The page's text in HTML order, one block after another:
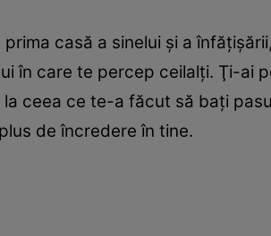
casă a sinelui şi a
în care te percep ceilalţi. Ţi-ai
ceea ce te-a făcut să baţi
de încredere în tine.